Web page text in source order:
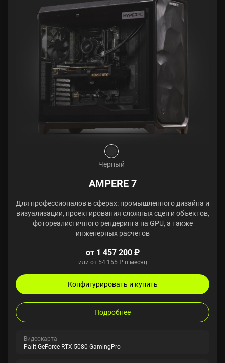
Черный
AMPERE 7
Для профессионалов в сферах: промышленного дизайна и
визуализации, проектирования сложных сцен и объектов,
фотореалистичного рендеринга на GPU, а также
инженерных расчетов
от 1 457 200 ₽
или от 54 155 ₽ в месяц
Конфигурировать и купить
Подробнее
Видеокарта
Palit GeForce RTX 5080 GamingPro